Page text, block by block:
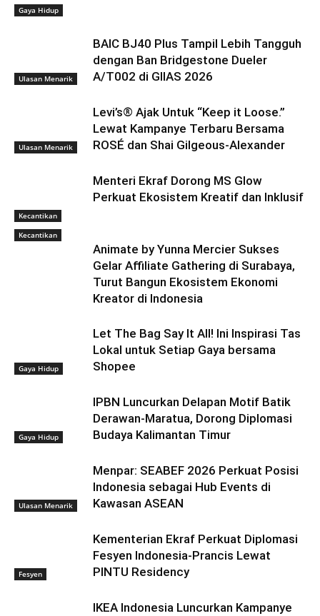
BAIC BJ40 Plus Tampil Lebih Tangguh
dengan Ban Bridgestone Dueler
A/T002 di GIIAS 2026
Levi’s® Ajak Untuk “Keep it Loose.”
Lewat Kampanye Terbaru Bersama
ROSÉ dan Shai Gilgeous-Alexander
Menteri Ekraf Dorong MS Glow
Perkuat Ekosistem Kreatif dan Inklusif
Kecantikan
Animate by Yunna Mercier Sukses
Gelar Affiliate Gathering di Surabaya,
Turut Bangun Ekosistem Ekonomi
Kreator di Indonesia
Let The Bag Say It All! Ini Inspirasi Tas
Lokal untuk Setiap Gaya bersama
Shopee
IPBN Luncurkan Delapan Motif Batik
Derawan-Maratua, Dorong Diplomasi
Budaya Kalimantan Timur
Menpar: SEABEF 2026 Perkuat Posisi
Indonesia sebagai Hub Events di
Kawasan ASEAN
Kementerian Ekraf Perkuat Diplomasi
Fesyen Indonesia-Prancis Lewat
PINTU Residency
IKEA Indonesia Luncurkan Kampanye